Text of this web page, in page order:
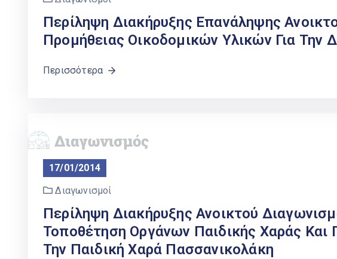
Περίληψη Διακήρυξης Επανάληψης
Προμήθειας Οικοδομικών Υλικών Για Την
Περισσότερα
17/01/2014
Διαγωνισμοί
Περίληψη Διακήρυξης Ανοικτού
Τοποθέτηση Οργάνων Παιδικής Χαράς Και
Την Παιδική Χαρά Πασσανικολάκη